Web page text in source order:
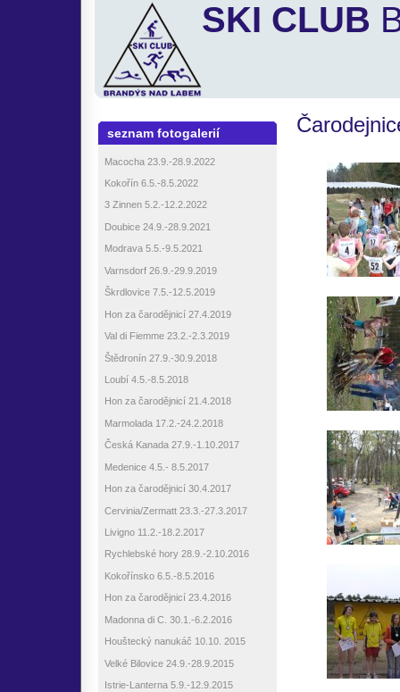
SKI CLUB
seznam fotogalerií
Macocha 23.9.-28.9.2022
Kokořín 6.5.-8.5.2022
3 Zinnen 5.2.-12.2.2022
Doubice 24.9.-28.9.2021
Modrava 5.5.-9.5.2021
Varnsdorf 26.9.-29.9.2019
Škrdlovice 7.5.-12.5.2019
Hon za čarodějnicí 27.4.2019
Val di Fiemme 23.2.-2.3.2019
Štědronín 27.9.-30.9.2018
Loubí 4.5.-8.5.2018
Hon za čarodějnicí 21.4.2018
Marmolada 17.2.-24.2.2018
Česká Kanada 27.9.-1.10.2017
Medenice 4.5.- 8.5.2017
Hon za čarodějnicí 30.4.2017
Cervinia/Zermatt 23.3.-27.3.2017
Livigno 11.2.-18.2.2017
Rychlebské hory 28.9.-2.10.2016
Kokořínsko 6.5.-8.5.2016
Hon za čarodějnicí 23.4.2016
Madonna di C. 30.1.-6.2.2016
Houštecký nanukáč 10.10. 2015
Velké Bilovice 24.9.-28.9.2015
Istrie-Lanterna 5.9.-12.9.2015